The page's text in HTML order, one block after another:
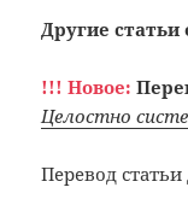
Другие
!!! Новое:
Целостно
Перевод